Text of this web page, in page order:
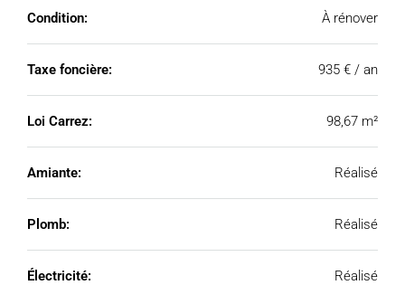
Condition: À rénover
Taxe foncière: 935 € / an
Loi Carrez: 98,67 m²
Amiante: Réalisé
Plomb: Réalisé
Électricité: Réalisé